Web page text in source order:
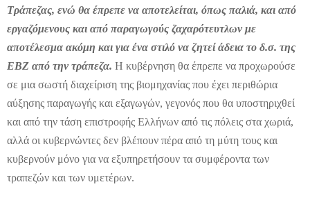
Τράπεζας, ενώ θα έπρεπε να αποτελείται, όπως παλιά, και από
εργαζόμενους και από παραγωγούς ζαχαρότευτλων με
αποτέλεσμα ακόμη και για ένα στιλό να ζητεί άδεια το δ.σ. της
ΕΒΖ από την τράπεζα. Η κυβέρνηση θα έπρεπε να προχωρούσε
σε μια σωστή διαχείριση της βιομηχανίας που έχει περιθώρια
αύξησης παραγωγής και εξαγωγών, γεγονός που θα υποστηριχθεί
και από την τάση επιστροφής Ελλήνων από τις πόλεις στα χωριά,
αλλά οι κυβερνώντες δεν βλέπουν πέρα από τη μύτη τους και
κυβερνούν μόνο για να εξυπηρετήσουν τα συμφέροντα των
τραπεζών και των υμετέρων.